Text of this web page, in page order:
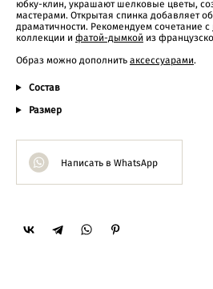
юбку-клин, украшают шелковые цветы,
мастерами. Открытая спинка добавляет
драматичности. Рекомендуем сочетание с
коллекции и фатой-дымкой из
Образ можно дополнить аксессуарами.
Состав
Размер
Написать в WhatsApp